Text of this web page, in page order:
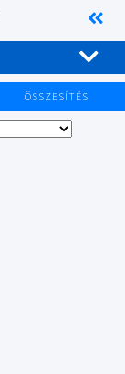
ÖSSZESÍTÉS